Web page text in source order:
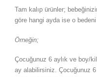
Tam kalıp ürünler;
göre hangi ayda ise o
Örneğin;
Çocuğunuz 6 aylık ve boy/
ay alabilirsiniz. Çocuğunuz